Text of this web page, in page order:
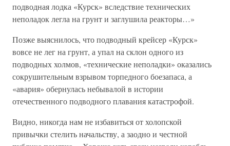
подводная лодка «Курск» вследствие технических
неполадок легла на грунт и заглушила реакторы…»
Позже выяснилось, что подводный крейсер «Курск»
вовсе не лег на грунт, а упал на склон одного из
подводных холмов, «технические неполадки» оказались
сокрушительным взрывом торпедного боезапаса, а
«авария» обернулась небывалой в истории
отечественного подводного плавания катастрофой.
Видно, никогда нам не избавиться от холопской
привычки стелить начальству, а заодно и честной